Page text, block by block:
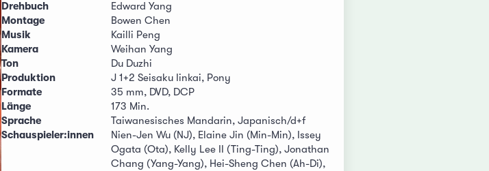
Drehbuch
Edward Yang
Montage
Bowen Chen
Musik
Kailli Peng
Kamera
Weihan Yang
Ton
Du Duzhi
Produktion
J 1+2 Seisaku Iinkai, Pony
Formate
35 mm, DVD, DCP
Länge
173 Min.
Sprache
Taiwanesisches Mandarin, Japanisch/d+f
Schauspieler:innen
Nien-Jen Wu (NJ), Elaine Jin (Min-Min), Issey
Ogata (Ota), Kelly Lee II (Ting-Ting), Jonathan
Chang (Yang-Yang), Hei-Sheng Chen (Ah-Di),